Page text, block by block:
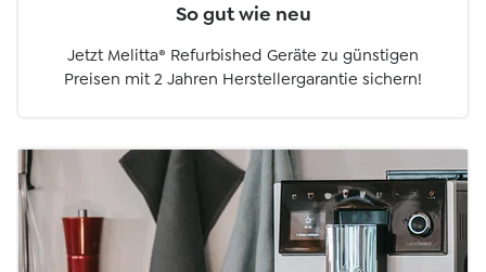
So gut wie neu
Jetzt Melitta® Refurbished Geräte zu günstigen
Preisen mit 2 Jahren Herstellergarantie sichern!